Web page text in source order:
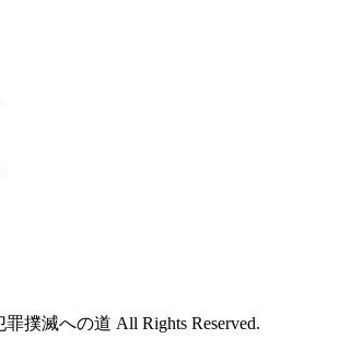
撲滅への道 All Rights Reserved.